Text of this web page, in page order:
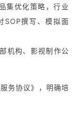
集优化策略，行业
SOP撰写、模拟面
机构、影视制作公
务协议》，明确培